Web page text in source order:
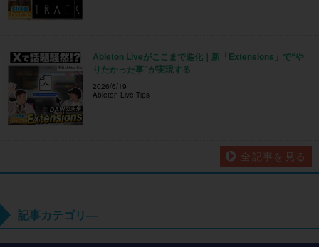
Ableton Liveがここまで進化｜新「Extensions」で“や
りたかった事”が実現する
2026/6/19
Ableton Live Tips
全記事を見る
記事カテゴリ―